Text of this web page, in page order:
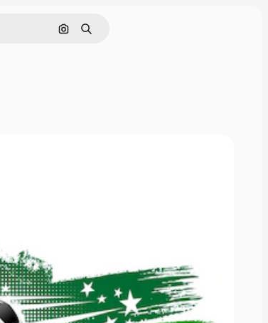
Nach Bild suchen
Suchen